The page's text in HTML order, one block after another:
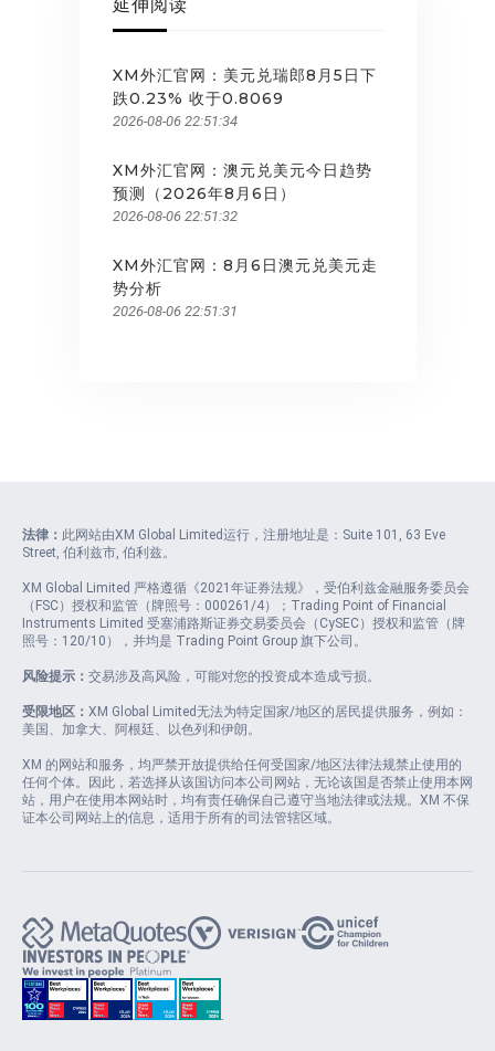
延伸阅读
XM外汇官网：美元兑瑞郎8月5日下
跌0.23% 收于0.8069
2026-08-06 22:51:34
XM外汇官网：澳元兑美元今日趋势
预测（2026年8月6日）
2026-08-06 22:51:32
XM外汇官网：8月6日澳元兑美元走
势分析
2026-08-06 22:51:31
法律： 此网站由XM Global Limited运行，注册地址是：Suite 101, 63 Eve
Street, 伯利兹市, 伯利兹。
XM Global Limited 严格遵循《2021年证券法规》，受伯利兹金融服务委员会
（FSC）授权和监管（牌照号：000261/4）；Trading Point of Financial
Instruments Limited 受塞浦路斯证券交易委员会（CySEC）授权和监管（牌
照号：120/10），并均是 Trading Point Group 旗下公司。
风险提示： 交易涉及高风险，可能对您的投资成本造成亏损。
受限地区： XM Global Limited无法为特定国家/地区的居民提供服务，例如：
美国、加拿大、阿根廷、以色列和伊朗。
XM 的网站和服务，均严禁开放提供给任何受国家/地区法律法规禁止使用的
任何个体。因此，若选择从该国访问本公司网站，无论该国是否禁止使用本网
站，用户在使用本网站时，均有责任确保自己遵守当地法律或法规。XM 不保
证本公司网站上的信息，适用于所有的司法管辖区域。